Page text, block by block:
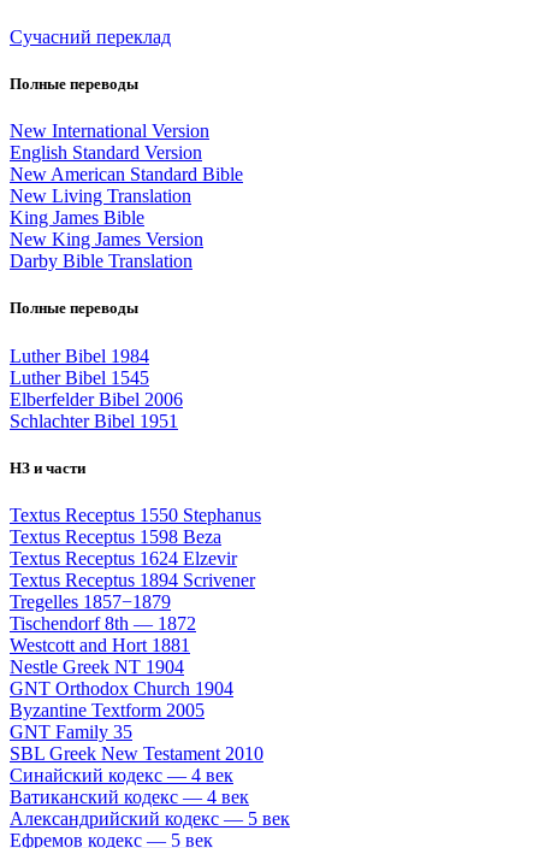
Сучасний переклад
Полные переводы
New International Version
English Standard Version
New American Standard Bible
New Living Translation
King James Bible
New King James Version
Darby Bible Translation
Полные переводы
Luther Bibel 1984
Luther Bibel 1545
Elberfelder Bibel 2006
Schlachter Bibel 1951
НЗ и части
Textus Receptus 1550 Stephanus
Textus Receptus 1598 Beza
Textus Receptus 1624 Elzevir
Textus Receptus 1894 Scrivener
Tregelles 1857−1879
Tischendorf 8th — 1872
Westcott and Hort 1881
Nestle Greek NT 1904
GNT Orthodox Church 1904
Byzantine Textform 2005
GNT Family 35
SBL Greek New Testament 2010
Синайский кодекс — 4 век
Ватиканский кодекс — 4 век
Александрийский кодекс — 5 век
Ефремов кодекс — 5 век